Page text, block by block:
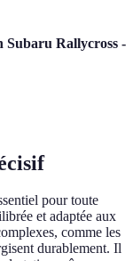
Subaru Rallycross -
pour toute
et adaptée aux
comme les
durablement. Il